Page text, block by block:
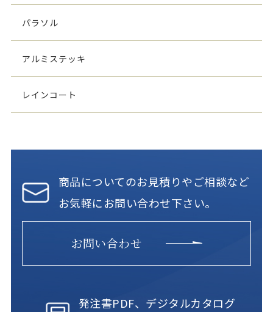
パラソル
アルミステッキ
レインコート
商品についてのお見積りやご相談など
お気軽にお問い合わせ下さい。
お問い合わせ
発注書PDF、デジタルカタログ